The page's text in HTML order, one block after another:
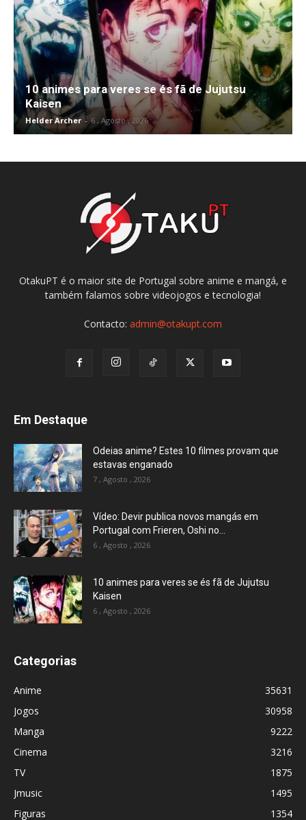
10 animes para veres se és fã de Jujutsu
Kaisen
Helder Archer - 6 , Agosto , 2026
OtakuPT é o maior site de Portugal sobre anime e mangá, e
também falamos sobre videojogos e tecnologia!
Contacto: admin@otakupt.com
Em Destaque
Odeias anime? Estes 10 filmes provam que
estavas enganado
7 , Agosto , 2026
Vídeo: Devir publica novos mangás em
Portugal com Frieren, Oshi no...
6 , Agosto , 2026
10 animes para veres se és fã de Jujutsu
Kaisen
6 , Agosto , 2026
Categorias
Anime
35631
Jogos
30958
Manga
9222
Cinema
3216
TV
1875
Jmusic
1495
Figuras
1354